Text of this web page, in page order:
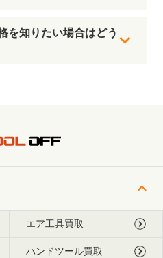
を知りたい場合はどう
エア工具買取
ハンドツール買取